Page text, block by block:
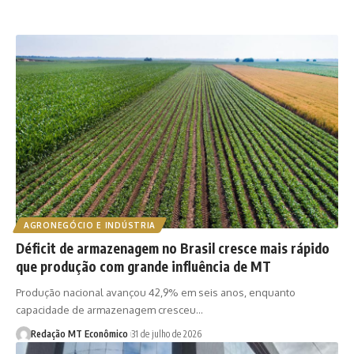
AGRONEGÓCIO E INDÚSTRIA
Déficit de armazenagem no Brasil cresce mais rápido
que produção com grande influência de MT
Produção nacional avançou 42,9% em seis anos, enquanto
capacidade de armazenagem cresceu…
Redação MT Econômico 31 de julho de 2026